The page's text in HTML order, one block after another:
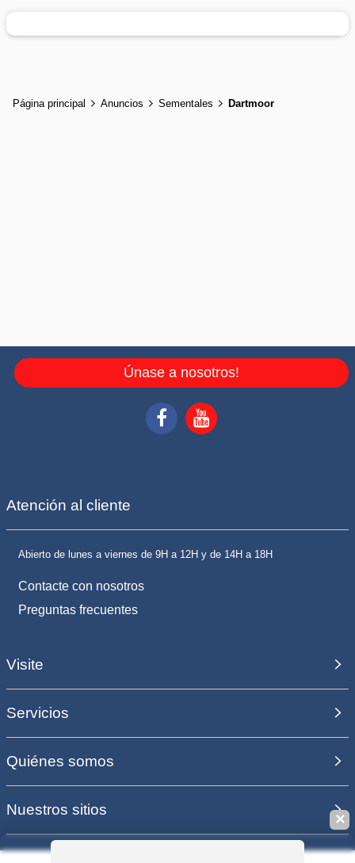
Página principal Anuncios Sementales Dartmoor
Únase a nosotros!
Atención al cliente
Abierto de lunes a viernes de 9H a 12H y de 14H a 18H
Contacte con nosotros
Preguntas frecuentes
Visite
Servicios
Quiénes somos
Nuestros sitios
✕